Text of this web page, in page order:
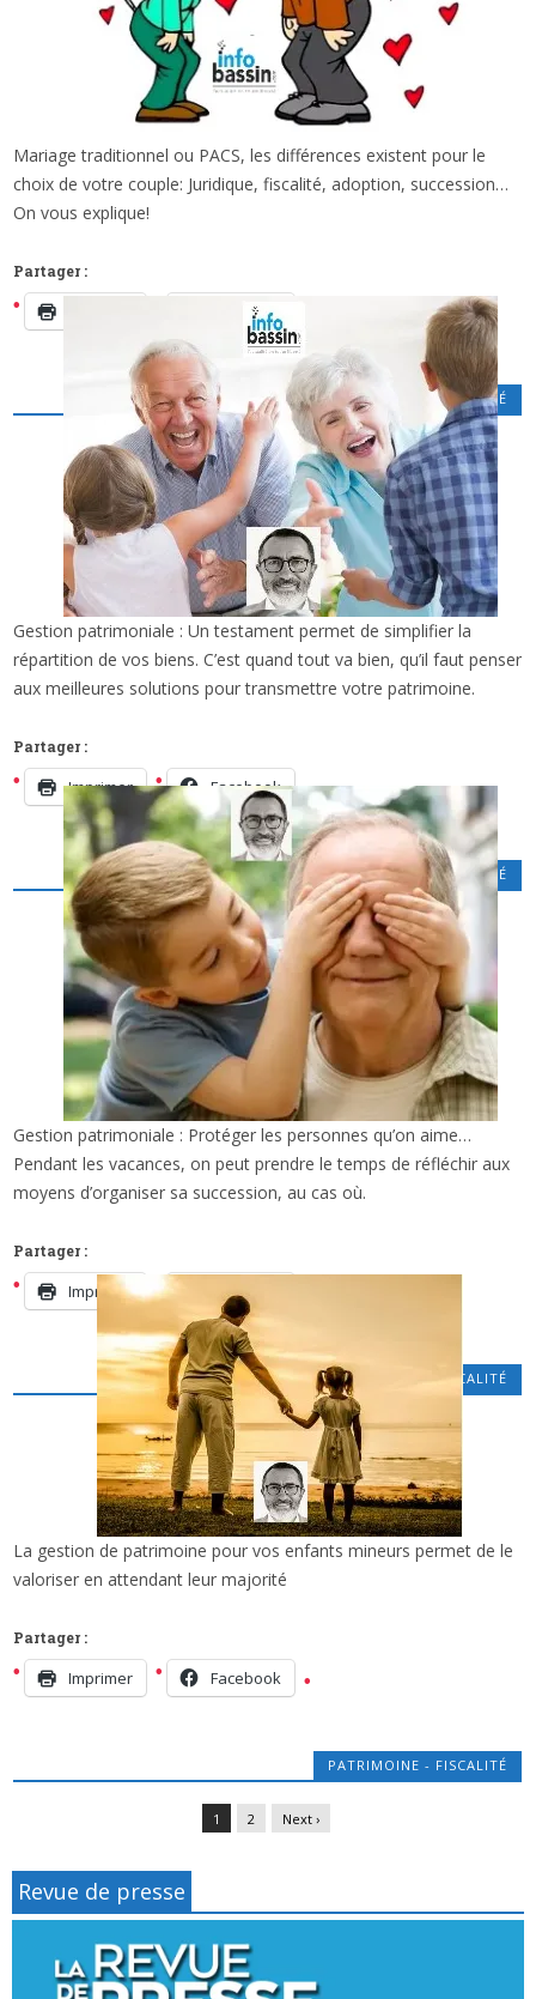
CONJOINT OU PARTENAIRE DE PACS : DU
PAREIL AU MÊME ? LES DIFFÉRENCES À
Mariage traditionnel ou PACS, les différences existent pour le
choix de votre couple: Juridique, fiscalité, adoption, succession…
On vous explique!
Partager :
Facebook
PATRIMOINE - FISCALITÉ
GESTION PATRIMONIALE : UN TESTAMENT
POUR SIMPLIFIER LA RÉPARTITION DE VOS
BIENS (2/2)
Gestion patrimoniale : Un testament permet de simplifier la
répartition de vos biens. C’est quand tout va bien, qu’il faut penser
aux meilleures solutions pour transmettre votre patrimoine.
Partager :
Imprimer Facebook
PATRIMOINE - FISCALITÉ
GESTION PATRIMONIALE: POUR PROTÉGER
LES PERSONNES QU’ON AIME…
Gestion patrimoniale : Protéger les personnes qu’on aime…
Pendant les vacances, on peut prendre le temps de réfléchir aux
moyens d’organiser sa succession, au cas où.
Partager :
Imprimer Facebook
PATRIMOINE - FISCALITÉ
PATRIMOINE : PENSER AU FUTUR DE SES
ENFANTS…
x
La gestion de patrimoine pour vos enfants mineurs permet de le
valoriser en attendant leur majorité
Partager :
Imprimer Facebook
PATRIMOINE - FISCALITÉ
1 2 Next ›
Revue de presse